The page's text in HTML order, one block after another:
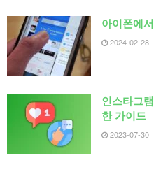
아이폰에
2024-02-28
인스타그
한 가이드
2023-07-30